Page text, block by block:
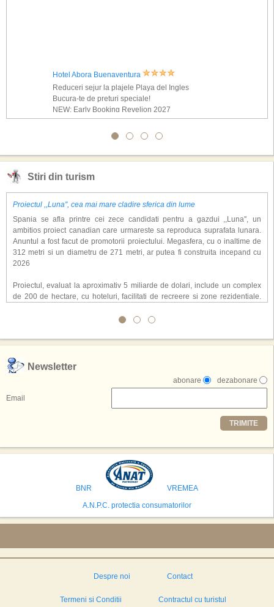
Hotel Abora Buenaventura
Reduceri sejur la plajele Playa del Ingles
Bucura-te de preturi speciale!
NEW: Early Booking Revelion 2027
Stiri din turism
Proiectul ,,Luna'', cea mai mare cladire sferica din lume
Spania se afla printre cei zece candidati pentru a gazdui ,,Luna'', un
ambitios proiect canadian care urmareste sa reproduca suprafata lunara.
Anuntul a fost facut de promotorii proiectului. Megasfera, cu o inaltime de
312 metri si un diametru de 271 metri, ar putea fi construita incepand cu
2026
Proiectul, evaluat la aproximativ 5 miliarde de dolari, include un complex
de 200 de hectare, cu hoteluri, facilitati de recreere si zone rezidentiale.
atragerea a pana la 10 milioane de turisti anual. �Luna� ar putea deveni
exclusiv simularea suprafetei lunare.
,,Credem ca exista sanse mari sa anuntam nu doar o locatie, ci poate mai
multe'', a declarat Michael R. Henderson, cofondator al Moon World
Resorts, citat de Gulf News. Potrivit acestuia, 2026 ar putea deveni un an
decisiv pentru reali zarea proiectului.
Printre celelalte tari care concureaza pentru a gazdui aceasta constructie
se numara Australia, Brazilia, China, Egipt, India, Polonia, Thailanda,
avea cele mai mari sanse de a castiga licitatia. Totusi, Spania, care se
preconizeaza ca va deveni a doua cea mai vizitata tara din lume in 2025,
isi bazeaza oferta pe infrastructura turistica solida si capacitatea hoteliera."
Newsletter
dezabonare
abonare
Email
TRIMITE
BNR
VREMEA
A.N.P.C. protectia consumatorilor
Despre noi Contact
Termeni si Conditii Contractul cu turistul